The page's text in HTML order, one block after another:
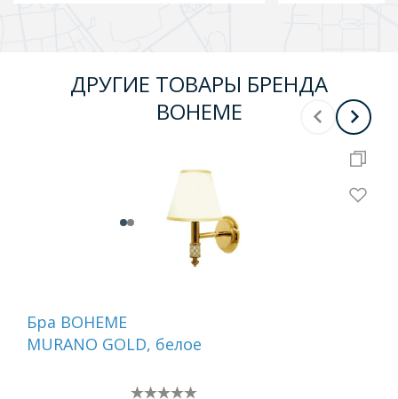
ДРУГИЕ ТОВАРЫ БРЕНДА
BOHEME
Бра BOHEME
MURANO GOLD, белое